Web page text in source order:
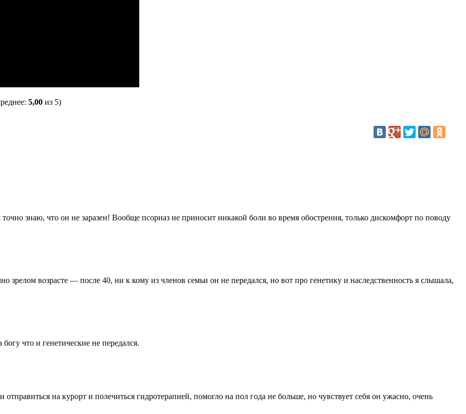
5,00 из 5)
знаю, что он не заразен! Вообще псориаз не приносит никакой боли во время обострения, только дискомфорт по поводу
зрелом возрасте — после 40, ни к кому из членов семьи он не передался, но вот про генетику и наследственность я слышала,
что и генетические не передался.
на курорт и полечиться гидротерапией, помогло на пол года не больше, но чувствует себя он ужасно, очень